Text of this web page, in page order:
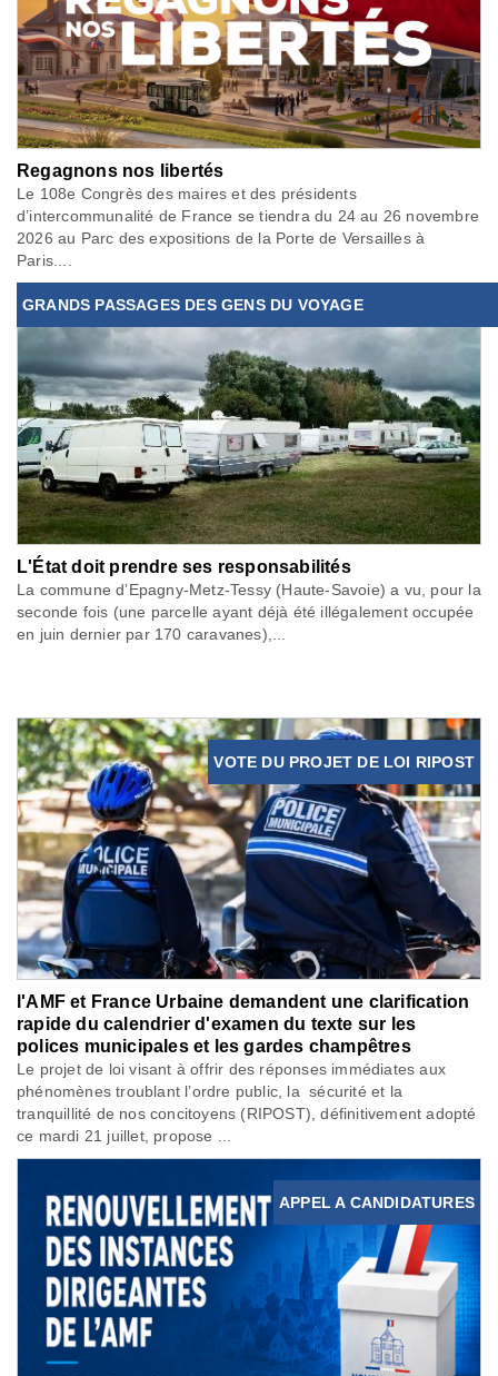
Regagnons nos libertés
Le 108e Congrès des maires et des présidents
d’intercommunalité de France se tiendra du 24 au 26 novembre
2026 au Parc des expositions de la Porte de Versailles à
Paris....
GRANDS PASSAGES DES GENS DU VOYAGE
L'État doit prendre ses responsabilités
La commune d’Epagny-Metz-Tessy (Haute-Savoie) a vu, pour la
seconde fois (une parcelle ayant déjà été illégalement occupée
en juin dernier par 170 caravanes),...
VOTE DU PROJET DE LOI RIPOST
l'AMF et France Urbaine demandent une clarification
rapide du calendrier d'examen du texte sur les
polices municipales et les gardes champêtres
Le projet de loi visant à offrir des réponses immédiates aux
phénomènes troublant l’ordre public, la sécurité et la
tranquillité de nos concitoyens (RIPOST), définitivement adopté
ce mardi 21 juillet, propose ...
APPEL A CANDIDATURES